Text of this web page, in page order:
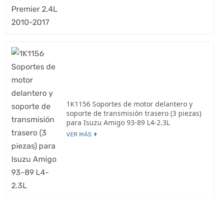
1K1156 Soportes de motor delantero y
soporte de transmisión trasero (3 piezas)
para Isuzu Amigo 93-89 L4-2.3L
VER MÁS